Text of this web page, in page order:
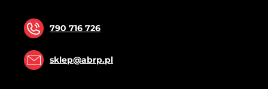
790 716 726
sklep@abrp.pl